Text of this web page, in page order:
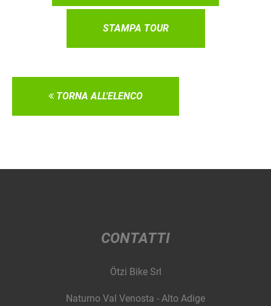
STAMPA TOUR
TORNA ALL'ELENCO
CONTATTI
Ötzi Bike Srl
Naturno Val Venosta - Alto Adige